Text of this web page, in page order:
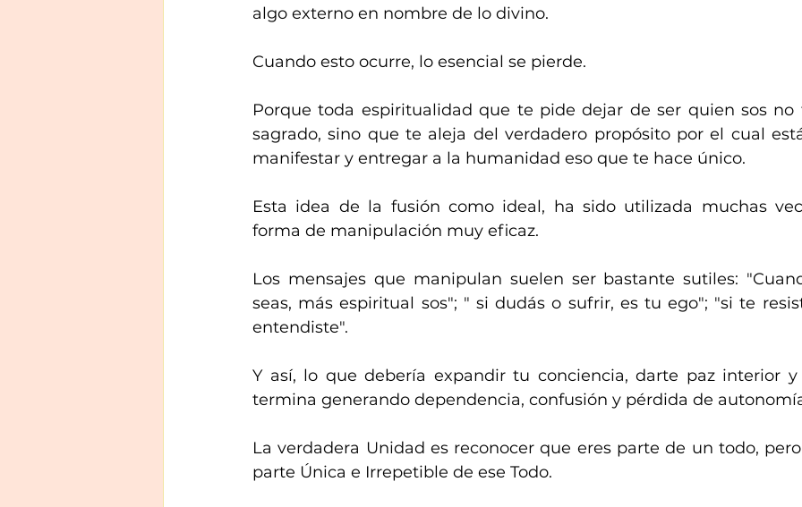
algo externo en nombre de lo divino.
Cuando esto ocurre, lo esencial se pierde.
Porque toda espiritualidad que te pide dejar de ser quien sos no
sagrado, sino que te aleja del verdadero propósito por el cual
manifestar y entregar a la humanidad eso que te hace único.
Esta idea de la fusión como ideal, ha sido utilizada muchas
forma de manipulación muy eficaz.
Los mensajes que manipulan suelen ser bastante sutiles:
seas, más espiritual sos"; " si dudás o sufrir, es tu ego"; "si te
entendiste".
Y así, lo que debería expandir tu conciencia, darte paz interior y
termina generando dependencia, confusión y pérdida de
La verdadera Unidad es reconocer que eres parte de un todo,
parte Única e Irrepetible de ese Todo.